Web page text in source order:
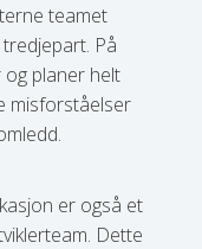
teamet
På
og planer helt
misforståelser
er også et
Dette